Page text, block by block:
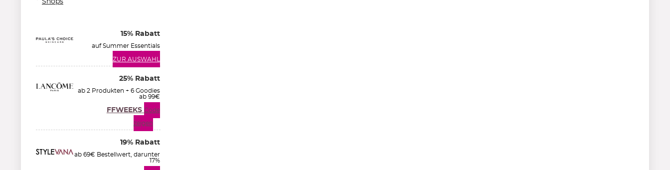
Shops
15% Rabatt
auf Summer Essentials
ZUR AUSWAHL
25% Rabatt
ab 2 Produkten + 6 Goodies
ab 99€
FFWEEKS Code
zeigen
19% Rabatt
ab 69€ Bestellwert, darunter
17%